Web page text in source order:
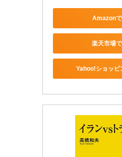
Amazon
楽天市場
Yahoo!ショッピ